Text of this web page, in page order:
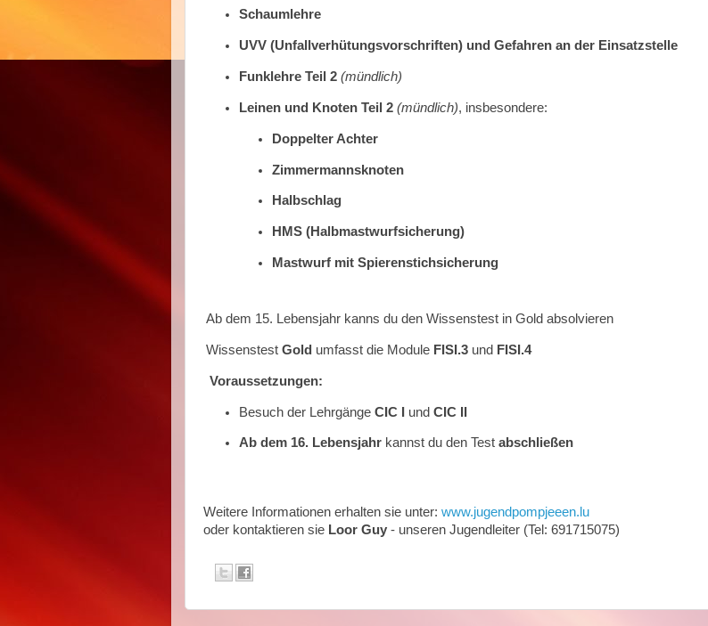
Schaumlehre
UVV (Unfallverhütungsvorschriften) und Gefahren an der Einsatzstelle
Funklehre Teil 2 (mündlich)
Leinen und Knoten Teil 2 (mündlich), insbesondere:
Doppelter Achter
Zimmermannsknoten
Halbschlag
HMS (Halbmastwurfsicherung)
Mastwurf mit Spierenstichsicherung
Ab dem 15. Lebensjahr kanns du den Wissenstest in Gold absolvieren
Wissenstest Gold umfasst die Module FISI.3 und FISI.4
Voraussetzungen:
Besuch der LehrgängeCIC I undCIC II
Ab dem 16. Lebensjahr kannst du den Testabschließen
Weitere Informationen erhalten sie unter: www.jugendpompjeeen.lu
oder kontaktieren sie Loor Guy - unseren Jugendleiter (Tel: 691715075)